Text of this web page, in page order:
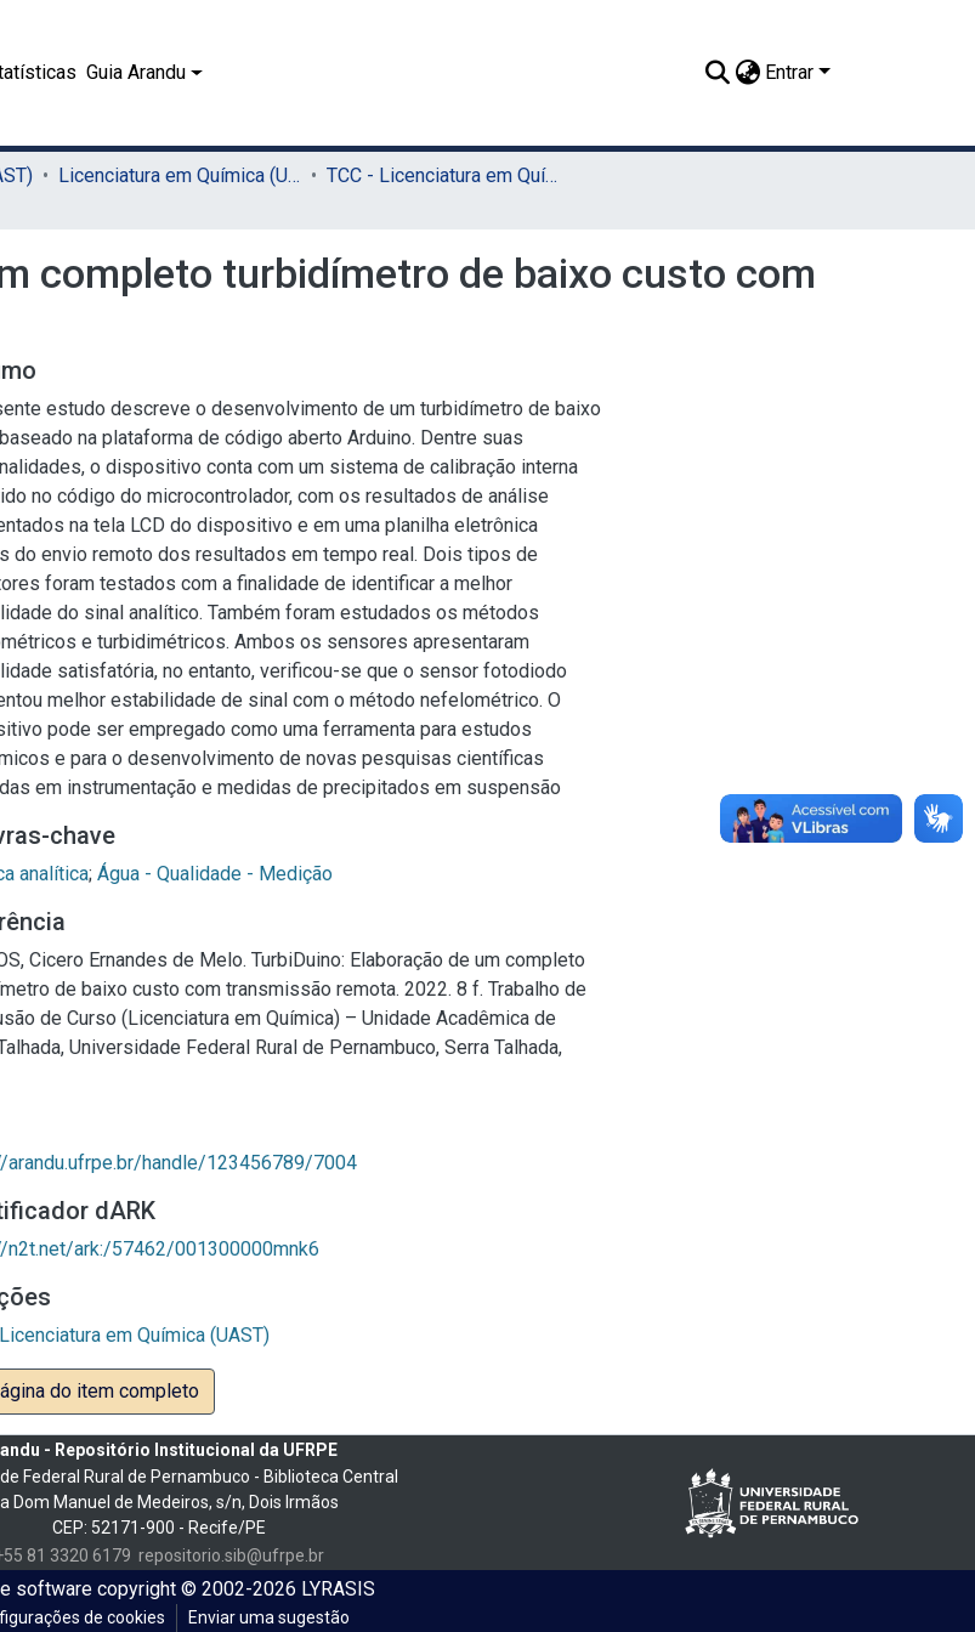
Guia Arandu Entrar
Licenciatura em Química (UAST)
TCC - Licenciatura em Química (UAST)
completo turbidímetro de baixo custo com
estudo descreve o desenvolvimento de um turbidímetro de baixo
na plataforma de código aberto Arduino. Dentre suas
o dispositivo conta com um sistema de calibração interna
no código do microcontrolador, com os resultados de análise
na tela LCD do dispositivo e em uma planilha eletrônica
do envio remoto dos resultados em tempo real. Dois tipos de
foram testados com a finalidade de identificar a melhor
do sinal analítico. Também foram estudados os métodos
e turbidimétricos. Ambos os sensores apresentaram
satisfatória, no entanto, verificou-se que o sensor fotodiodo
melhor estabilidade de sinal com o método nefelométrico. O
pode ser empregado como uma ferramenta para estudos
e para o desenvolvimento de novas pesquisas científicas
em instrumentação e medidas de precipitados em suspensão
chave
analítica; Água - Qualidade - Medição
Cicero Ernandes de Melo. TurbiDuino: Elaboração de um completo
de baixo custo com transmissão remota. 2022. 8 f. Trabalho de
de Curso (Licenciatura em Química) – Unidade Acadêmica de
Universidade Federal Rural de Pernambuco, Serra Talhada,
arandu.ufrpe.br/handle/123456789/7004
dARK
n2t.net/ark:/57462/001300000mnk6
em Química (UAST)
do item completo
- Repositório Institucional da UFRPE
Federal Rural de Pernambuco - Biblioteca Central
Dom Manuel de Medeiros, s/n, Dois Irmãos
CEP: 52171-900 - Recife/PE
81 3320 6179 repositorio.sib@ufrpe.br
softwarecopyright © 2002-2026 LYRASIS
de cookies Enviar uma sugestão